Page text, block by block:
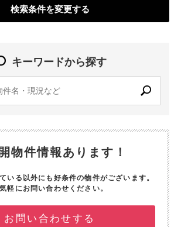
検索条件を変更する
キーワードから探す
物件情報あります！
いる以外にも好条件の物件がございます。
軽にお問い合わせください。
お問い合わせする